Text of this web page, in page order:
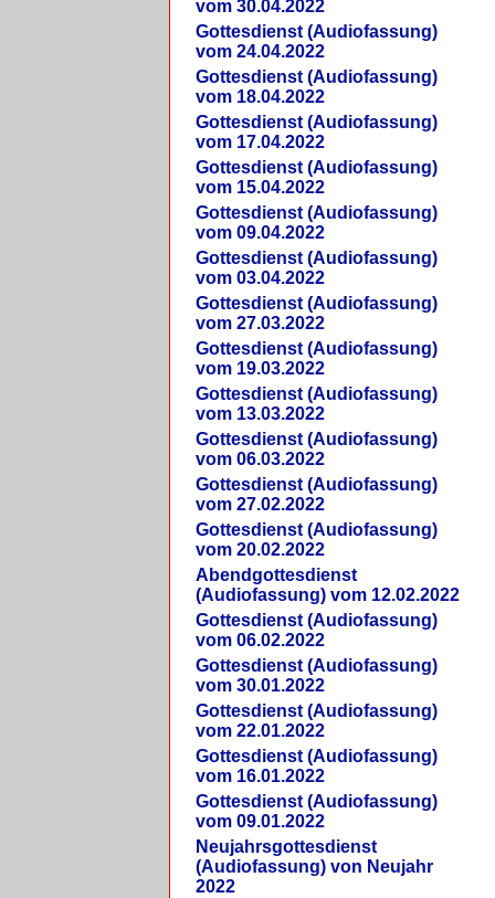
vom 30.04.2022
Gottesdienst (Audiofassung)
vom 24.04.2022
Gottesdienst (Audiofassung)
vom 18.04.2022
Gottesdienst (Audiofassung)
vom 17.04.2022
Gottesdienst (Audiofassung)
vom 15.04.2022
Gottesdienst (Audiofassung)
vom 09.04.2022
Gottesdienst (Audiofassung)
vom 03.04.2022
Gottesdienst (Audiofassung)
vom 27.03.2022
Gottesdienst (Audiofassung)
vom 19.03.2022
Gottesdienst (Audiofassung)
vom 13.03.2022
Gottesdienst (Audiofassung)
vom 06.03.2022
Gottesdienst (Audiofassung)
vom 27.02.2022
Gottesdienst (Audiofassung)
vom 20.02.2022
Abendgottesdienst
(Audiofassung) vom 12.02.2022
Gottesdienst (Audiofassung)
vom 06.02.2022
Gottesdienst (Audiofassung)
vom 30.01.2022
Gottesdienst (Audiofassung)
vom 22.01.2022
Gottesdienst (Audiofassung)
vom 16.01.2022
Gottesdienst (Audiofassung)
vom 09.01.2022
Neujahrsgottesdienst
(Audiofassung) von Neujahr
2022